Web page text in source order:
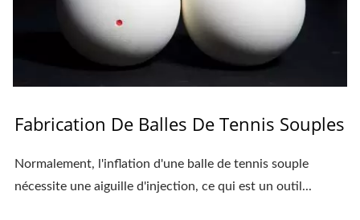
Fabrication De Balles De Tennis Souples
Normalement, l'inflation d'une balle de tennis souple
nécessite une aiguille d'injection, ce qui est un outil...